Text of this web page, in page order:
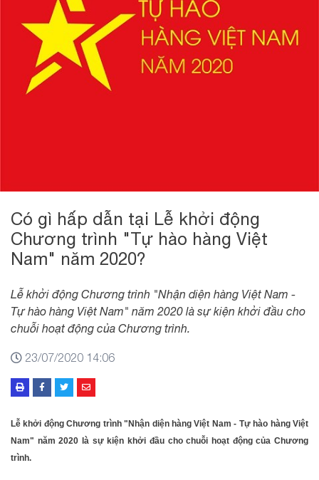
Có gì hấp dẫn tại Lễ khởi động
Chương trình "Tự hào hàng Việt
Nam" năm 2020?
Lễ khởi động Chương trình "Nhận diện hàng Việt Nam -
Tự hào hàng Việt Nam" năm 2020 là sự kiện khởi đầu cho
chuỗi hoạt động của Chương trình.
23/07/2020 14:06
Lễ khởi động Chương trình "Nhận diện hàng Việt Nam - Tự hào hàng Việt
Nam" năm 2020 là sự kiện khởi đầu cho chuỗi hoạt động của Chương
trình.